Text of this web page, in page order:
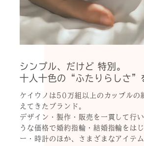
シンプル、だけど 特別。
十人十色の“ふたりらしさ”
ケイウノは50万組以上のカップルの
えてきたブランド。
デザイン・製作・販売を一貫して行
うな価格で婚約指輪・結婚指輪をは
ー・時計のほか、さまざまなアイテ